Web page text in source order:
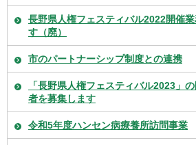
長野県人権フェスティバル2022開催
す（廃）
市のパートナーシップ制度との連携
「長野県人権フェスティバル2023」
者を募集します
令和5年度ハンセン病療養所訪問事業